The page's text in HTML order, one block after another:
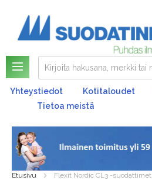
Yhteystiedot Kotitaloudet
Tietoa meistä
Etusivu Flexit Nordic CL3 -suodattimet